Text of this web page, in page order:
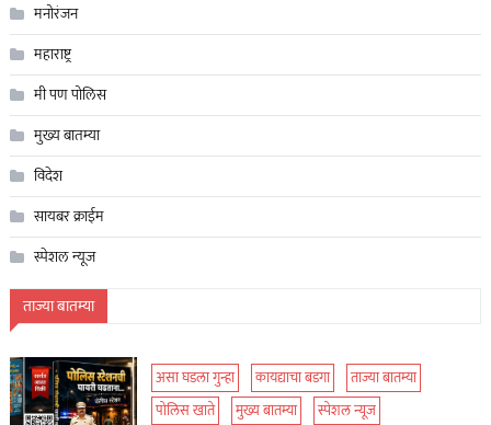
मनोरंजन
महाराष्ट्र
मी पण पोलिस
मुख्य बातम्या
विदेश
सायबर क्राईम
स्पेशल न्यूज
ताज्या बातम्या
असा घडला गुन्हा कायद्याचा बडगा
ताज्या बातम्या
पोलिस खाते
मुख्य बातम्या स्पेशल न्यूज